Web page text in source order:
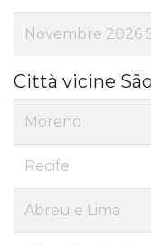
Novembre 2026
Città vicine
Moreno
Recife
Abreu e Lima